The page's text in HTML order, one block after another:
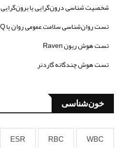
شخصیت شناسی درون‌گرایی یا برون‌گرایی MBTI
تست روان‌شناسی سلامت عمومی روان یا GHQ
تست هوش ریون Raven
تست هوش چندگانه گاردنر
خون‌شناسی
WBC
RBC
ESR